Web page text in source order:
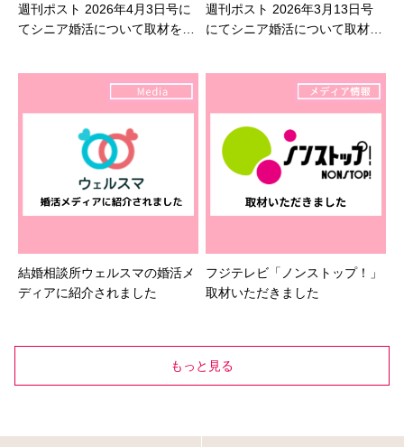
週刊ポスト 2026年4月3日号に
てシニア婚活について取材を受
週刊ポスト 2026年3月13日号
にてシニア婚活について取材を
結婚相談所ウェルスマの婚活メ
ディアに紹介されました
フジテレビ「ノンストップ！」
取材いただきました
もっと見る